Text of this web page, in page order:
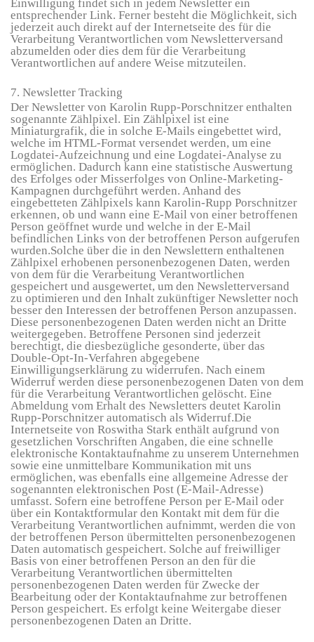
Einwilligung findet sich in jedem Newsletter ein
entsprechender Link. Ferner besteht die Möglichkeit, sich
jederzeit auch direkt auf der Internetseite des für die
Verarbeitung Verantwortlichen vom Newsletterversand
abzumelden oder dies dem für die Verarbeitung
Verantwortlichen auf andere Weise mitzuteilen.
7. Newsletter Tracking
Der Newsletter von Karolin Rupp-Porschnitzer enthalten
sogenannte Zählpixel. Ein Zählpixel ist eine
Miniaturgrafik, die in solche E-Mails eingebettet wird,
welche im HTML-Format versendet werden, um eine
Logdatei-Aufzeichnung und eine Logdatei-Analyse zu
ermöglichen. Dadurch kann eine statistische Auswertung
des Erfolges oder Misserfolges von Online-Marketing-
Kampagnen durchgeführt werden. Anhand des
eingebetteten Zählpixels kann Karolin-Rupp Porschnitzer
erkennen, ob und wann eine E-Mail von einer betroffenen
Person geöffnet wurde und welche in der E-Mail
befindlichen Links von der betroffenen Person aufgerufen
wurden.Solche über die in den Newslettern enthaltenen
Zählpixel erhobenen personenbezogenen Daten, werden
von dem für die Verarbeitung Verantwortlichen
gespeichert und ausgewertet, um den Newsletterversand
zu optimieren und den Inhalt zukünftiger Newsletter noch
besser den Interessen der betroffenen Person anzupassen.
Diese personenbezogenen Daten werden nicht an Dritte
weitergegeben. Betroffene Personen sind jederzeit
berechtigt, die diesbezügliche gesonderte, über das
Double-Opt-In-Verfahren abgegebene
Einwilligungserklärung zu widerrufen. Nach einem
Widerruf werden diese personenbezogenen Daten von dem
für die Verarbeitung Verantwortlichen gelöscht. Eine
Abmeldung vom Erhalt des Newsletters deutet Karolin
Rupp-Porschnitzer automatisch als Widerruf.Die
Internetseite von Roswitha Stark enthält aufgrund von
gesetzlichen Vorschriften Angaben, die eine schnelle
elektronische Kontaktaufnahme zu unserem Unternehmen
sowie eine unmittelbare Kommunikation mit uns
ermöglichen, was ebenfalls eine allgemeine Adresse der
sogenannten elektronischen Post (E-Mail-Adresse)
umfasst. Sofern eine betroffene Person per E-Mail oder
über ein Kontaktformular den Kontakt mit dem für die
Verarbeitung Verantwortlichen aufnimmt, werden die von
der betroffenen Person übermittelten personenbezogenen
Daten automatisch gespeichert. Solche auf freiwilliger
Basis von einer betroffenen Person an den für die
Verarbeitung Verantwortlichen übermittelten
personenbezogenen Daten werden für Zwecke der
Bearbeitung oder der Kontaktaufnahme zur betroffenen
Person gespeichert. Es erfolgt keine Weitergabe dieser
personenbezogenen Daten an Dritte.